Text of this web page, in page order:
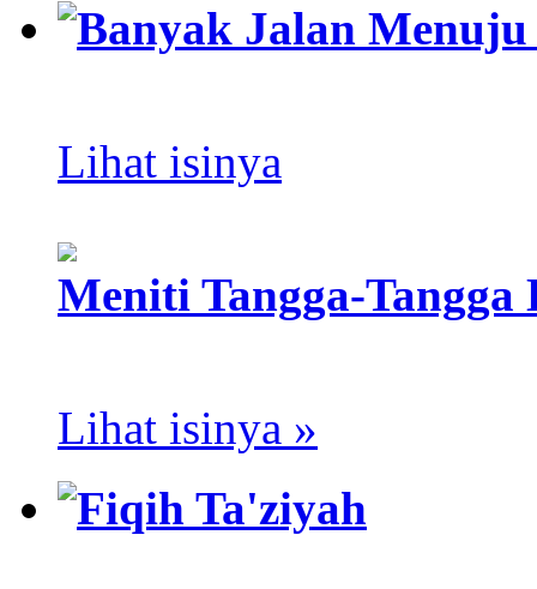
Banyak Jalan Menuju
Lihat isinya
Meniti Tangga-Tangga
Lihat isinya »
Fiqih Ta'ziyah